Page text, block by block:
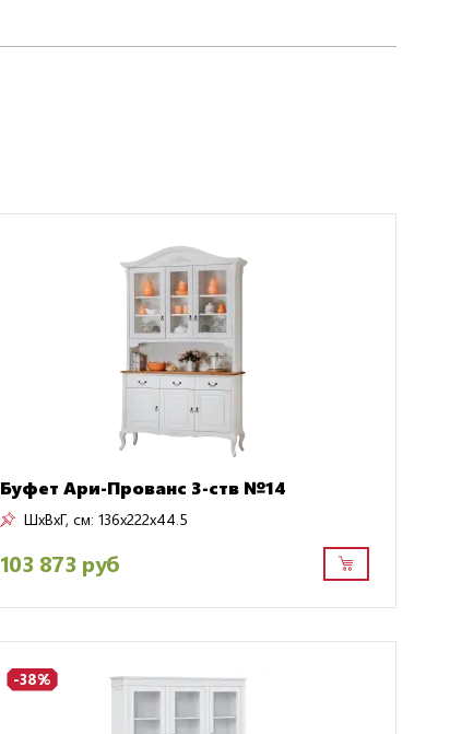
Буфет Ари-Прованс 3-ств №14
ШxВxГ, см: 136x222x44.5
103 873 руб
-38%